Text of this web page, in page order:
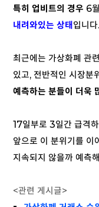
특히 업비트의 경우 6
내려와있는 상태입니다.
최근에는 가상화폐 관
있고, 전반적인 시장분
예측하는 분들이 더욱
17일부로 3일간 급격
앞으로 이 분위기를 이
지속되지 않을까 예측
<관련 게시글>